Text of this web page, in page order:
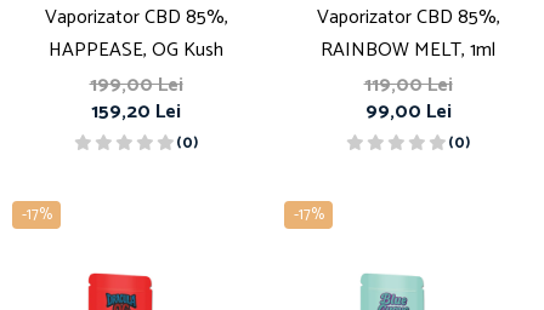
Vaporizator CBD 85%,
HAPPEASE, OG Kush
199,00 Lei
159,20 Lei
(0)
Vaporizator CBD 85%,
RAINBOW MELT, 1ml
119,00 Lei
99,00 Lei
(0)
-17% -17%